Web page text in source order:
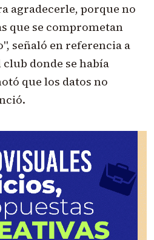
agradecerle, porque no
que se comprometan
señaló en referencia a
donde se había
que los datos no